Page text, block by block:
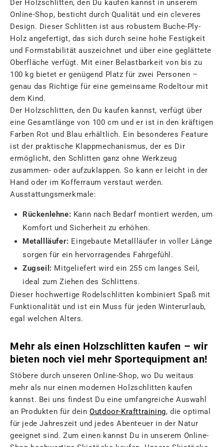
Der Holzschlitten, den Du kaufen kannst in unserem
Online-Shop, besticht durch Qualität und ein cleveres
Design. Dieser Schlitten ist aus robustem Buche-Ply-
Holz angefertigt, das sich durch seine hohe Festigkeit
und Formstabilität auszeichnet und über eine geglättete
Oberfläche verfügt. Mit einer Belastbarkeit von bis zu
100 kg bietet er genügend Platz für zwei Personen –
genau das Richtige für eine gemeinsame Rodeltour mit
dem Kind.
Der Holzschlitten, den Du kaufen kannst, verfügt über
eine Gesamtlänge von 100 cm und er ist in den kräftigen
Farben Rot und Blau erhältlich. Ein besonderes Feature
ist der praktische Klappmechanismus, der es Dir
ermöglicht, den Schlitten ganz ohne Werkzeug
zusammen- oder aufzuklappen. So kann er leicht in der
Hand oder im Kofferraum verstaut werden.
Ausstattungsmerkmale:
Rückenlehne: Kann nach Bedarf montiert werden, um
Komfort und Sicherheit zu erhöhen.
Metallläufer: Eingebaute Metallläufer in voller Länge
sorgen für ein hervorragendes Fahrgefühl.
Zugseil: Mitgeliefert wird ein 255 cm langes Seil,
ideal zum Ziehen des Schlittens.
Dieser hochwertige Rodelschlitten kombiniert Spaß mit
Funktionalität und ist ein Muss für jeden Winterurlaub,
egal welchen Alters.
Mehr als einen Holzschlitten kaufen – wir
bieten noch viel mehr Sportequipment an!
Stöbere durch unseren Online-Shop, wo Du weitaus
mehr als nur einen modernen Holzschlitten kaufen
kannst. Bei uns findest Du eine umfangreiche Auswahl
an Produkten für deinOutdoor-Krafttraining, die optimal
für jede Jahreszeit und jedes Abenteuer in der Natur
geeignet sind. Zum einen kannst Du in unserem Online-